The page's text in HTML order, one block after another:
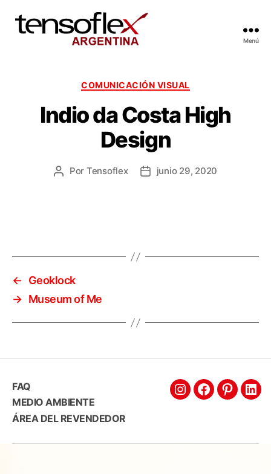
Menú
COMUNICACIÓN VISUAL
Indio da Costa High
Design
Por Tensoflex junio 29, 2020
←
Geoklock
→ Museum of Me
FAQ
MEDIO AMBIENTE
ÁREA DEL REVENDEDOR